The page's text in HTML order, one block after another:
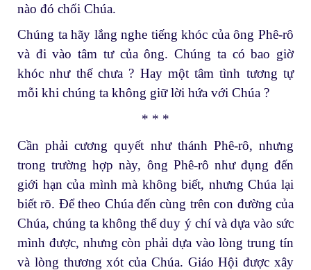
nào đó chối Chúa.
Chúng ta hãy lắng nghe tiếng khóc của ông Phê-rô
và đi vào tâm tư của ông. Chúng ta có bao giờ
khóc như thế chưa ? Hay một tâm tình tương tự
mỗi khi chúng ta không giữ lời hứa với Chúa ?
* * *
Cần phải cương quyết như thánh Phê-rô, nhưng
trong trường hợp này, ông Phê-rô như đụng đến
giới hạn của mình mà không biết, nhưng Chúa lại
biết rõ. Để theo Chúa đến cùng trên con đường của
Chúa, chúng ta không thể duy ý chí và dựa vào sức
mình được, nhưng còn phải dựa vào lòng trung tín
và lòng thương xót của Chúa. Giáo Hội được xây